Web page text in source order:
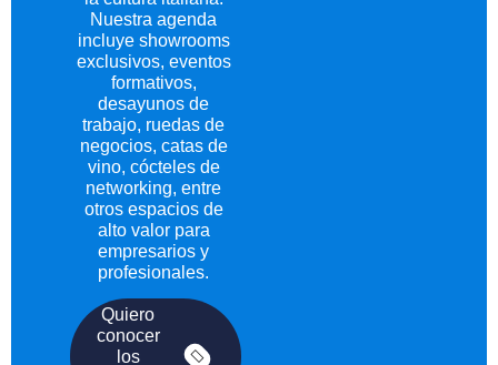
Nuestra agenda
incluye showrooms
exclusivos, eventos
formativos,
desayunos de
trabajo, ruedas de
negocios, catas de
vino, cócteles de
networking, entre
otros espacios de
alto valor para
empresarios y
profesionales.
Quiero
conocer
los